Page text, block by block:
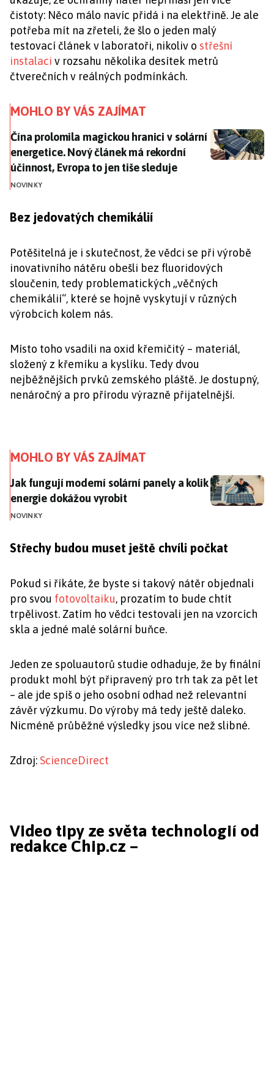
čistoty: Něco málo navíc přidá i na elektřině. Je ale
potřeba mít na zřeteli, že šlo o jeden malý
testovací článek v laboratoři, nikoliv o střešní
instalaci v rozsahu několika desítek metrů
čtverečních v reálných podmínkách.
MOHLO BY VÁS ZAJÍMAT
Čína prolomila magickou hranici v solární
Čína prolomila magickou hranici v solární
energetice. Nový článek má rekordní
účinnost, Evropa to jen tiše sleduje
NOVINKY
Bez jedovatých chemikálií
Potěšitelná je i skutečnost, že vědci se při výrobě
inovativního nátěru obešli bez fluoridových
sloučenin, tedy problematických „věčných
chemikálií“, které se hojně vyskytují v různých
výrobcích kolem nás.
Místo toho vsadili na oxid křemičitý – materiál,
složený z křemíku a kyslíku. Tedy dvou
nejběžnějších prvků zemského pláště. Je dostupný,
nenáročný a pro přírodu výrazně přijatelnější.
MOHLO BY VÁS ZAJÍMAT
Jak fungují moderní solární panely a kolik energie
Jak fungují moderní solární panely a kolik
energie dokážou vyrobit
NOVINKY
Střechy budou muset ještě chvíli počkat
Pokud si říkáte, že byste si takový nátěr objednali
pro svou fotovoltaiku, prozatím to bude chtít
trpělivost. Zatím ho vědci testovali jen na vzorcích
skla a jedné malé solární buňce.
Jeden ze spoluautorů studie odhaduje, že by finální
produkt mohl být připravený pro trh tak za pět let
– ale jde spíš o jeho osobní odhad než relevantní
závěr výzkumu. Do výroby má tedy ještě daleko.
Nicméně průběžné výsledky jsou více než slibné.
Zdroj: ScienceDirect
Video tipy ze světa technologií od
redakce Chip.cz –